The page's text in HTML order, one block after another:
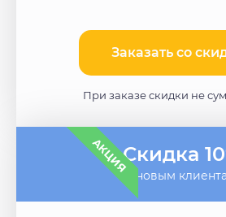
Заказать со
При заказе скидки не
АКЦИЯСкидка
- новым